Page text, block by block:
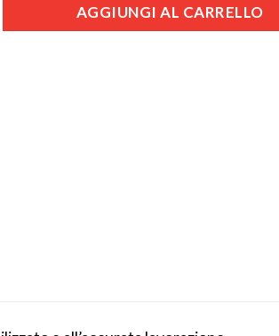
AGGIUNGI AL CARRELLO